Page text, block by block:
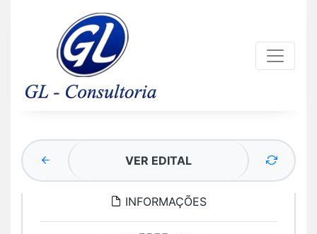
VER EDITAL
INFORMAÇÕES